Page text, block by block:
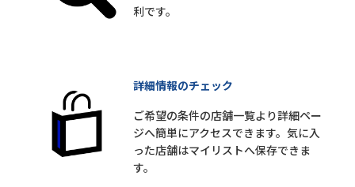
利です。
詳細情報のチェック
ご希望の条件の店舗一覧より詳細ペー
ジへ簡単にアクセスできます。気に入
った店舗はマイリストへ保存できま
す。